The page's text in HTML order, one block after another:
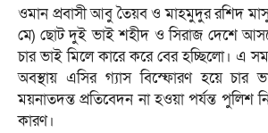
‎ওমান প্রবাসী আবু তৈয়ব ও মাহমুদুর রশিদ
মে) ছোট দুই ভাই শহীদ ও সিরাজ দেশে
চার ভাই মিলে কারে করে বের হচ্ছিলো। এ
অবস্থায় এসির গ্যাস বিস্ফোরণ হয়ে চার
ময়নাতদন্ত প্রতিবেদন না হওয়া পর্যন্ত পুলিশ
কারণ।